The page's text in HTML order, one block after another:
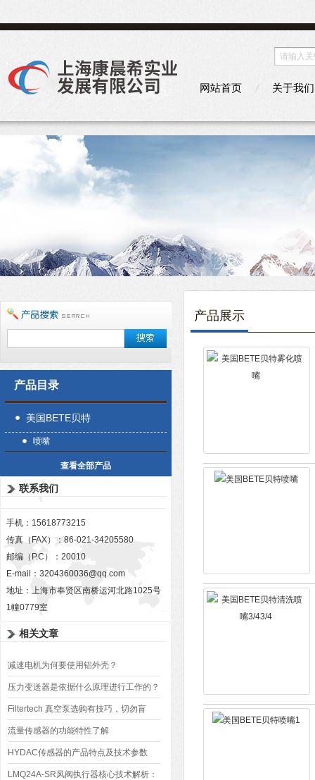
网站首页 关于我们
产品目录
美国BETE贝特
喷嘴
查看全部产品
联系我们
手机：15618773215
传真（FAX）：86-021-34205580
邮编（P.C）：20010
E-mail： 3204360036@qq.com
地址：上海市奉贤区南桥运河北路1025号
1幢0779室
相关文章
减速电机为何要使用铝外壳？
压力变送器是依据什么原理进行工作的？
Filtertech 真空泵选购有技巧，切勿盲
目！
流量传感器的功能特性了解
HYDAC传感器的产品特点及技术参数
LMQ24A-SR风阀执行器核心技术解析：
产品展示